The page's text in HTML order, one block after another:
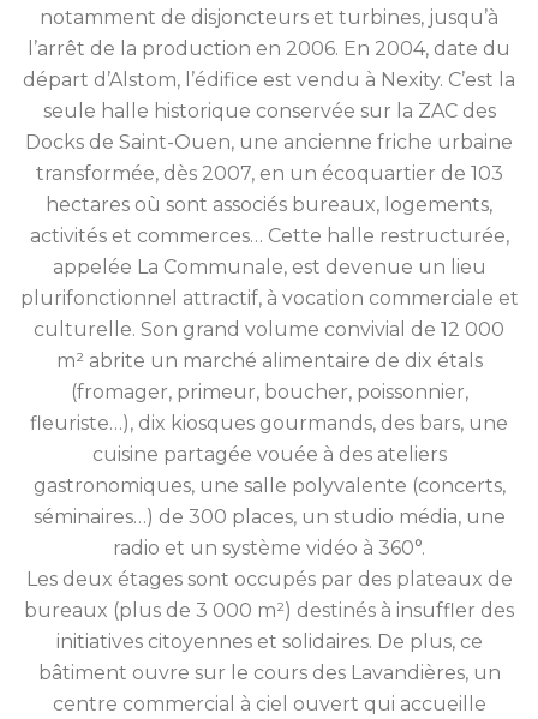
notamment de disjoncteurs et turbines, jusqu’à
l’arrêt de la production en 2006. En 2004, date du
départ d’Alstom, l’édifice est vendu à Nexity. C’est la
seule halle historique conservée sur la ZAC des
Docks de Saint-Ouen, une ancienne friche urbaine
transformée, dès 2007, en un écoquartier de 103
hectares où sont associés bureaux, logements,
activités et commerces… Cette halle restructurée,
appelée La Communale, est devenue un lieu
plurifonctionnel attractif, à vocation commerciale et
culturelle. Son grand volume convivial de 12 000
m² abrite un marché alimentaire de dix étals
(fromager, primeur, boucher, poissonnier,
fleuriste…), dix kiosques gourmands, des bars, une
cuisine partagée vouée à des ateliers
gastronomiques, une salle polyvalente (concerts,
séminaires…) de 300 places, un studio média, une
radio et un système vidéo à 360°.
Les deux étages sont occupés par des plateaux de
bureaux (plus de 3 000 m²) destinés à insuffler des
initiatives citoyennes et solidaires. De plus, ce
bâtiment ouvre sur le cours des Lavandières, un
centre commercial à ciel ouvert qui accueille